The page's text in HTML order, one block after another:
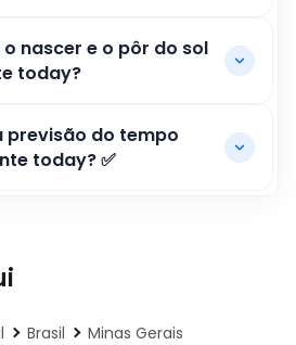
nascer e o pôr do sol
today?
previsão do tempo
today? ✅
Brasil
Minas Gerais